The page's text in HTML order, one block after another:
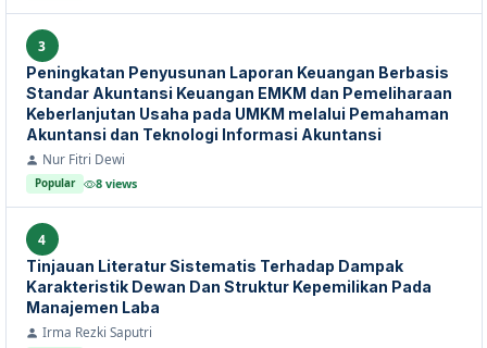
3
Peningkatan Penyusunan Laporan Keuangan Berbasis
Standar Akuntansi Keuangan EMKM dan Pemeliharaan
Keberlanjutan Usaha pada UMKM melalui Pemahaman
Akuntansi dan Teknologi Informasi Akuntansi
Nur Fitri Dewi
Popular 8 views
4
Tinjauan Literatur Sistematis Terhadap Dampak
Karakteristik Dewan Dan Struktur Kepemilikan Pada
Manajemen Laba
Irma Rezki Saputri